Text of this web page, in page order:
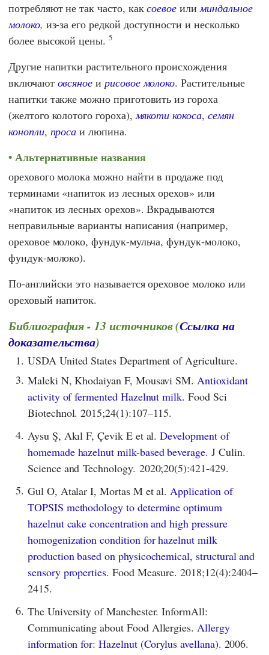
потребляют не так часто, каксоевое илиминдальное
молоко, из-за его редкой доступности и несколько
более высокой цены. 5
Другие напитки растительного происхождения
включают овсяное и рисовое молоко. Растительные
напитки также можно приготовить из гороха
(желтого колотого гороха),мякоти кокоса, семян
конопли, проса и люпина.
Альтернативные названия
орехового молока можно найти в продаже под
терминами «напиток из лесных орехов» или
«напиток из лесных орехов». Вкрадываются
неправильные варианты написания (например,
ореховое молоко, фундук-мульча, фундук-молоко,
фундук-молоко).
По-английски это называется ореховое молоко или
ореховый напиток.
Библиография - 13 источников (Ссылка на
доказательства)
1. USDA United States Department of Agriculture.
3. Maleki N, Khodaiyan F, Mousavi SM.Antioxidant
activity of fermented Hazelnut milk. Food Sci
Biotechnol. 2015;24(1):107–115.
4. Aysu Ş, Akıl F, Çevik E et al.Development of
homemade hazelnut milk-based beverage. J Culin.
Science and Technology. 2020;20(5):421-429.
5. Gul O, Atalar I, Mortas M et al.Application of
TOPSIS methodology to determine optimum
hazelnut cake concentration and high pressure
homogenization condition for hazelnut milk
production based on physicochemical, structural and
sensory properties. Food Measure. 2018;12(4):2404–
2415.
6. The University of Manchester. InformAll:
Communicating about Food Allergies.Allergy
information for: Hazelnut (Corylus avellana). 2006.